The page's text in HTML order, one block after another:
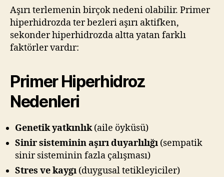
Aşırı terlemenin birçok nedeni olabilir. Primer
hiperhidrozda ter bezleri aşırı aktifken,
sekonder hiperhidrozda altta yatan farklı
faktörler vardır:
Primer Hiperhidroz
Nedenleri
Genetik yatkınlık(aile öyküsü)
Sinir sisteminin aşırı duyarlılığı (sempatik
sinir sisteminin fazla çalışması)
Stres ve kaygı (duygusal tetikleyiciler)